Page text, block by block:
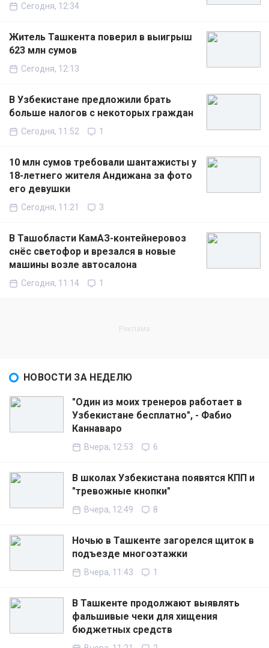
Сегодня, 12:34
Житель Ташкента поверил в выигрыш
623 млн сумов
Сегодня, 12:13
В Узбекистане предложили брать
больше налогов с некоторых граждан
Сегодня, 11:52 1
10 млн сумов требовали шантажисты у
18-летнего жителя Андижана за фото
его девушки
Сегодня, 11:21 3
В Ташобласти КамАЗ-контейнеровоз
снёс светофор и врезался в новые
машины возле автосалона
Сегодня, 11:14 1
НОВОСТИ ЗА НЕДЕЛЮ
"Один из моих тренеров работает в
Узбекистане бесплатно", - Фабио
Каннаваро
Вчера, 12:53 6
В школах Узбекистана появятся КПП и
"тревожные кнопки"
Вчера, 12:49 8
Ночью в Ташкенте загорелся щиток в
подъезде многоэтажки
Вчера, 11:43 1
В Ташкенте продолжают выявлять
фальшивые чеки для хищения
бюджетных средств